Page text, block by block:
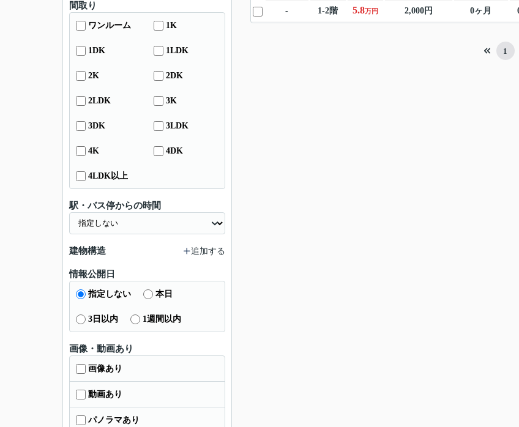
-
1-2階 5.8万円 2,000円 0ヶ月
1
間取り
ワンルーム 1K
1DK 1LDK
2K 2DK
2LDK 3K
3DK 3LDK
4K 4DK
4LDK以上
駅・バス停からの時間
建物構造 追加する
情報公開日
指定しない 本日
3日以内 1週間以内
画像・動画あり
画像あり
動画あり
パノラマあり